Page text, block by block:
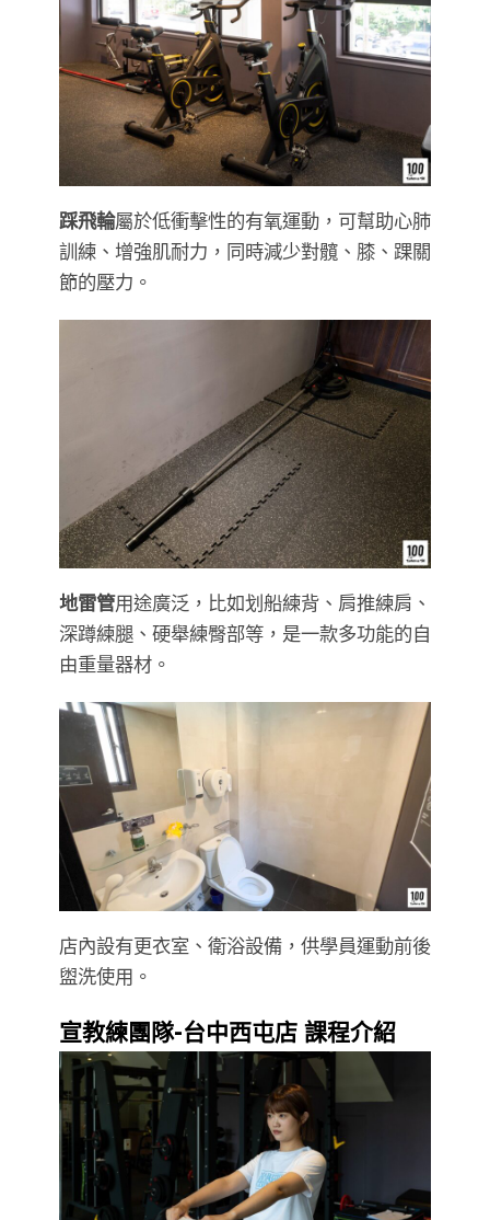
踩飛輪屬於低衝擊性的有氧運動，可幫助心肺
訓練、增強肌耐力，同時減少對髖、膝、踝關
節的壓力。
地雷管用途廣泛，比如划船練背、肩推練肩、
深蹲練腿、硬舉練臀部等，是一款多功能的自
由重量器材。
店內設有更衣室、衛浴設備，供學員運動前後
盥洗使用。
宣教練團隊-台中西屯店 課程介紹